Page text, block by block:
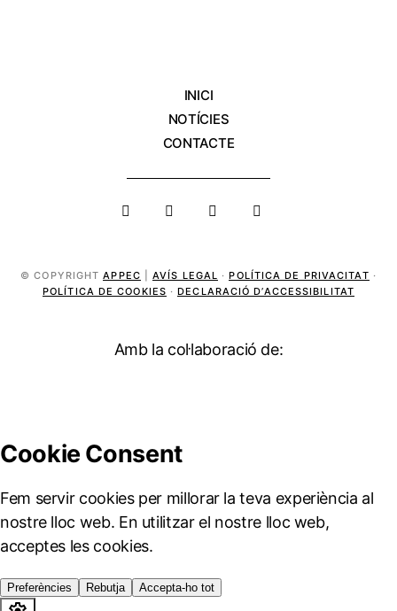
INICI
NOTÍCIES
CONTACTE
© COPYRIGHTAPPEC |AVÍS LEGAL ·POLÍTICA DE PRIVACITAT ·
POLÍTICA DE COOKIES ·DECLARACIÓ D’ACCESSIBILITAT
Amb la col·laboració de: